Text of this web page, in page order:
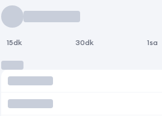
15dk 30dk 1sa